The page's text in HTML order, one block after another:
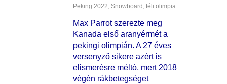
Peking 2022 Snowboard téli olimpia
Max Parrot szerezte meg
Kanada első aranyérmét a
pekingi olimpián. A 27 éves
versenyző sikere azért is
elismerésre méltó, mert 2018
végén rákbetegséget